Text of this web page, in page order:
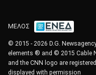
ΜΕΛΟΣ
© 2015 - 2026 D.G.
elements ® and © 2015 Cable
and the CNN logo are
displayed with permission